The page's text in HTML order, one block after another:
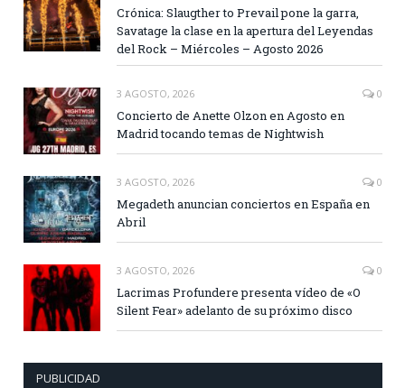
Crónica: Slaugther to Prevail pone la garra,
Savatage la clase en la apertura del Leyendas
del Rock – Miércoles – Agosto 2026
3 AGOSTO, 2026 0
Concierto de Anette Olzon en Agosto en
Madrid tocando temas de Nightwish
3 AGOSTO, 2026 0
Megadeth anuncian conciertos en España en
Abril
3 AGOSTO, 2026 0
Lacrimas Profundere presenta vídeo de «O
Silent Fear» adelanto de su próximo disco
PUBLICIDAD